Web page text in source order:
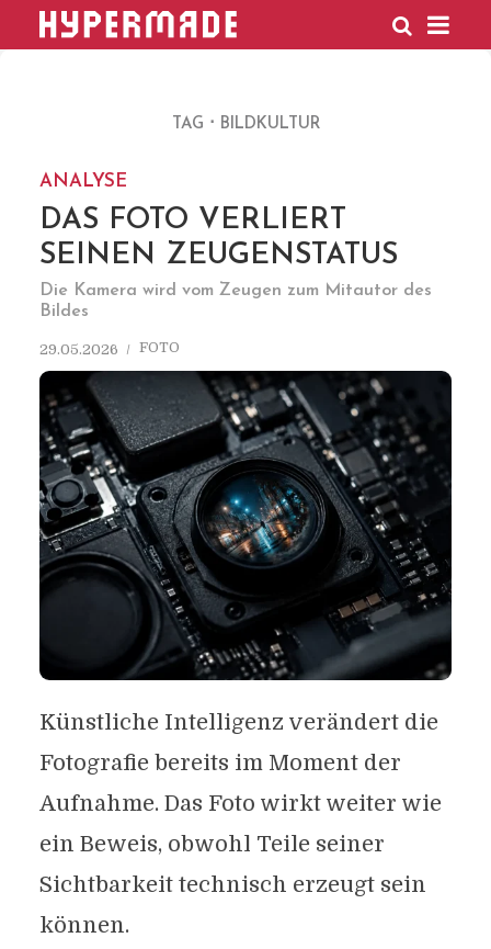
HYPERMADE
TAG BILDKULTUR
ANALYSE
DAS FOTO VERLIERT
SEINEN ZEUGENSTATUS
Die Kamera wird vom Zeugen zum Mitautor des
Bildes
29.05.2026 FOTO
Künstliche Intelligenz verändert die
Fotografie bereits im Moment der
Aufnahme. Das Foto wirkt weiter wie
ein Beweis, obwohl Teile seiner
Sichtbarkeit technisch erzeugt sein
können.